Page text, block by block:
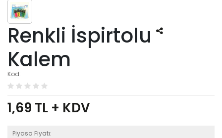
Renkli İspirtolu
Kalem
Kod:
1,69 TL + KDV
Piyasa Fiyatı: